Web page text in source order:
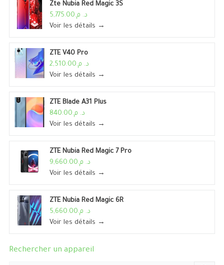
Zte Nubia Red Magic 3S
د. م.5,775.00
Voir les détails →
ZTE V40 Pro
د. م.2,510.00
Voir les détails →
ZTE Blade A31 Plus
د. م.840.00
Voir les détails →
ZTE Nubia Red Magic 7 Pro
د. م.9,660.00
Voir les détails →
ZTE Nubia Red Magic 6R
د. م.5,660.00
Voir les détails →
Rechercher un appareil